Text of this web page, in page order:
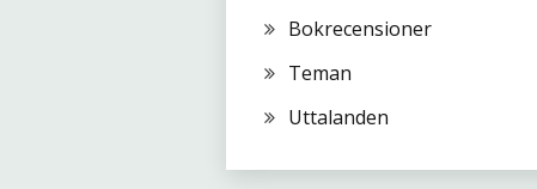
Bokrecensioner
Teman
Uttalanden